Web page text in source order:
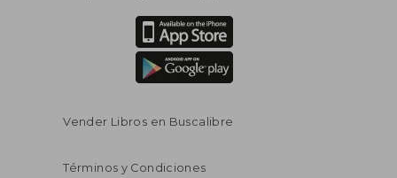
Vender Libros en Buscalibre
Términos y Condiciones